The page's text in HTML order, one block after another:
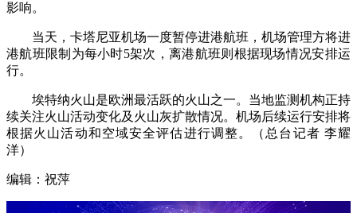
影响。
当天，卡塔尼亚机场一度暂停进港航班，机场管理方将进
港航班限制为每小时5架次，离港航班则根据现场情况安排运
行。
埃特纳火山是欧洲最活跃的火山之一。当地监测机构正持
续关注火山活动变化及火山灰扩散情况。机场后续运行安排将
根据火山活动和空域安全评估进行调整。（总台记者 李耀
洋）
编辑：祝萍